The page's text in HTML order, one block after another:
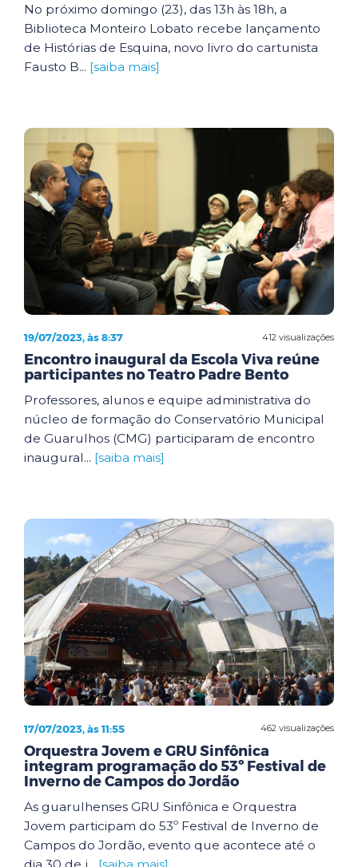
No próximo domingo (23), das 13h às 18h, a
Biblioteca Monteiro Lobato recebe lançamento
de Histórias de Esquina, novo livro do cartunista
Fausto B... [saiba mais]
412 visualizações
19/07/2023, às 8:37
Encontro inaugural da Escola Viva reúne
participantes no Teatro Padre Bento
Professores, alunos e equipe administrativa do
núcleo de formação do Conservatório Municipal
de Guarulhos (CMG) participaram de encontro
inaugural... [saiba mais]
462 visualizações
17/07/2023, às 11:55
Orquestra Jovem e GRU Sinfônica
integram programação do 53º Festival de
Inverno de Campos do Jordão
As guarulhenses GRU Sinfônica e Orquestra
Jovem participam do 53º Festival de Inverno de
Campos do Jordão, evento que acontece até o
dia 30 de j... [saiba mais]